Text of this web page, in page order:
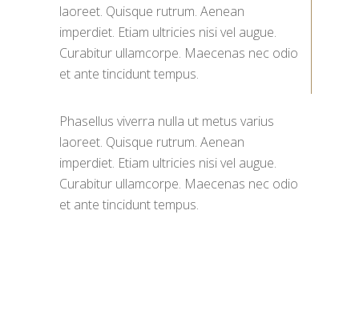
laoreet. Quisque rutrum. Aenean
imperdiet. Etiam ultricies nisi vel augue.
Curabitur ullamcorpe. Maecenas nec odio
et ante tincidunt tempus.
Phasellus viverra nulla ut metus varius
laoreet. Quisque rutrum. Aenean
imperdiet. Etiam ultricies nisi vel augue.
Curabitur ullamcorpe. Maecenas nec odio
et ante tincidunt tempus.